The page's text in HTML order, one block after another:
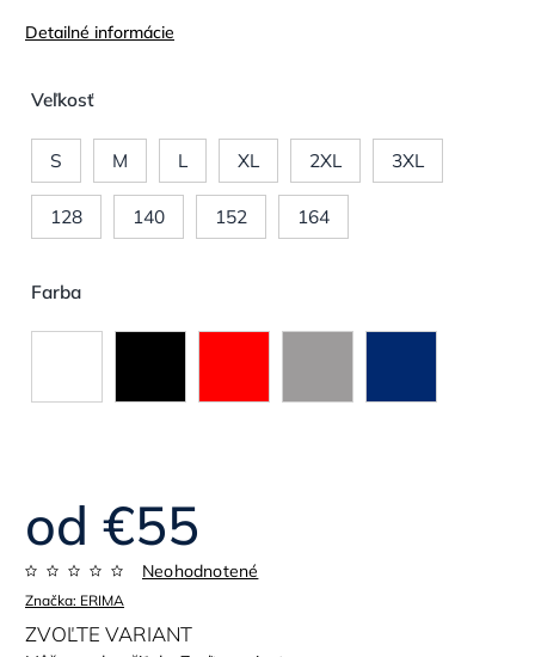
Detailné informácie
Veľkosť
S M L XL 2XL 3XL
128 140 152 164
Farba
Značka: ERIMA
Neohodnotené
od €55
ZVOĽTE VARIANT